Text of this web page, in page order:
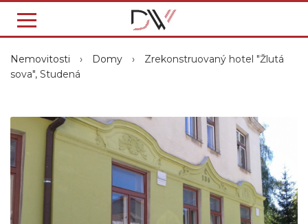
Nemovitosti › Domy ›
Zrekonstruovaný hotel "Žlutá
sova", Studená